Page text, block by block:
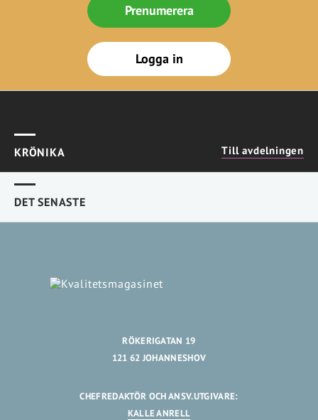
Prenumerera
Logga in
KRÖNIKA Till avdelningen
DET SENASTE
RÖKERIGATAN 19
121 62 JOHANNESHOV
CHEFREDAKTÖR OCH ANSV.UTGIVARE:
KALLE ANRELL